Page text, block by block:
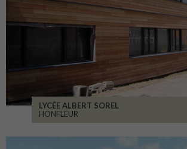
LYCÉE ALBERT SOREL
HONFLEUR